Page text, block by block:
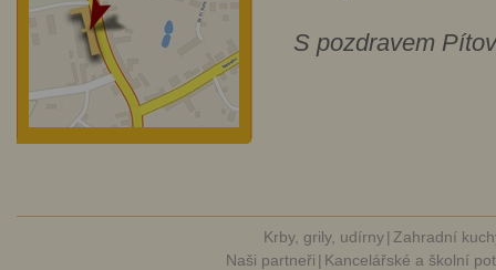
S pozdravem
Krby, grily, udírny | Zahradní
Naši partneři | Kancelářské a školní